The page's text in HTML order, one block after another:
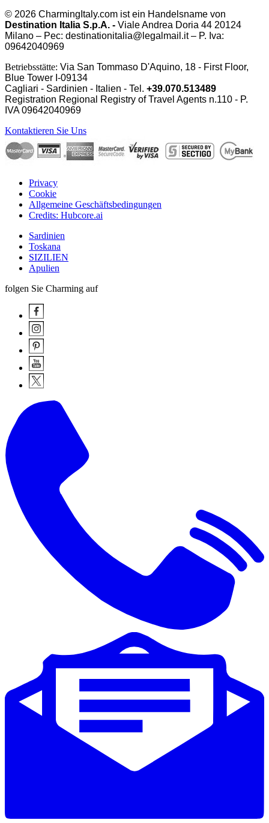
© 2026 CharmingItaly.com ist ein Handelsname von
Destination Italia S.p.A. - Viale Andrea Doria 44 20124
Milano – Pec: destinationitalia@legalmail.it – P. Iva:
09642040969
Betriebsstätte: Via San Tommaso D'Aquino, 18 - First Floor,
Blue Tower I-09134
Cagliari - Sardinien - Italien - Tel. +39.070.513489
Registration Regional Registry of Travel Agents n.110 - P.
IVA09642040969
Kontaktieren Sie Uns
Privacy
Cookie
Allgemeine Geschäftsbedingungen
Credits: Hubcore.ai
Sardinien
Toskana
SIZILIEN
Apulien
folgen Sie Charming auf